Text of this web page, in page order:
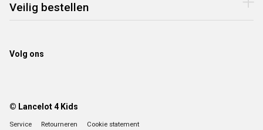
Veilig bestellen
Volg ons
© Lancelot 4 Kids
Service Retourneren Cookie statement